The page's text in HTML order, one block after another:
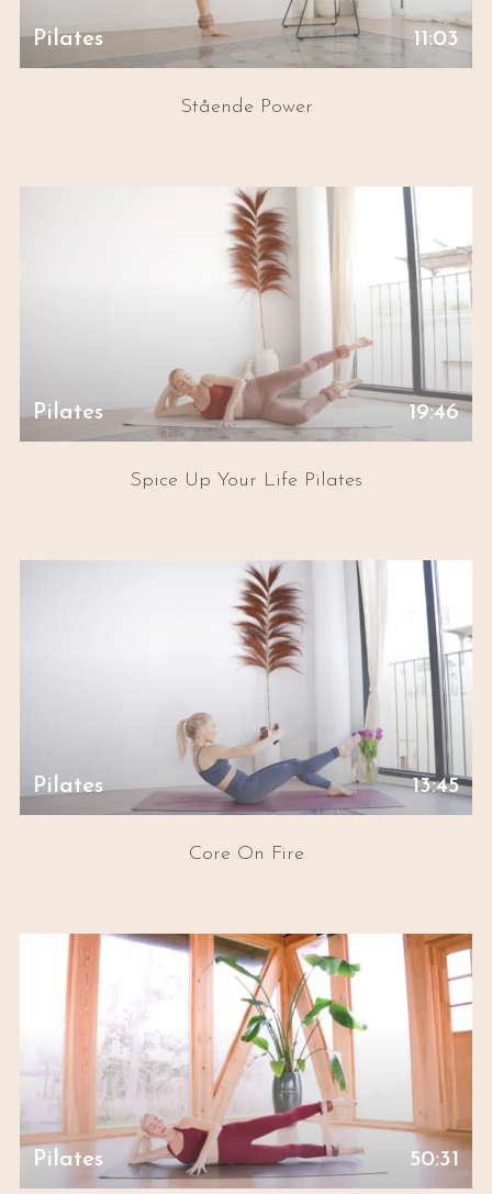
Pilates 11:03
Stående Power
Pilates 19:46
Spice Up Your Life Pilates
Pilates 13:45
Core On Fire
Pilates 50:31